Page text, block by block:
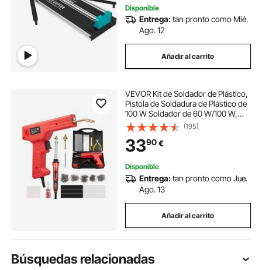
Disponible
Entrega:tan pronto como Mié.
Ago. 12
Añadir al carrito
VEVOR Kit de Soldador de Plástico,
Pistola de Soldadura de Plástico de
100 W Soldador de 60 W/100 W,
con 1000 Piezas de Grapas
Calientes y 60 Varillas para
Parachoques de Automóvil, 230 x
160 x 43 mm
(195)
3390€
Disponible
Entrega:tan pronto como Jue.
Ago. 13
Añadir al carrito
Búsquedas relacionadas